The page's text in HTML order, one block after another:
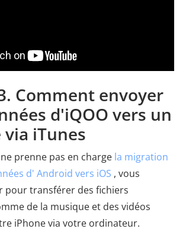
Comment envoyer
d'iQOO vers un
via iTunes
prenne pas en charge la migration
d' Android vers iOS , vous
pour transférer des fichiers
de la musique et des vidéos
iPhone via votre ordinateur.